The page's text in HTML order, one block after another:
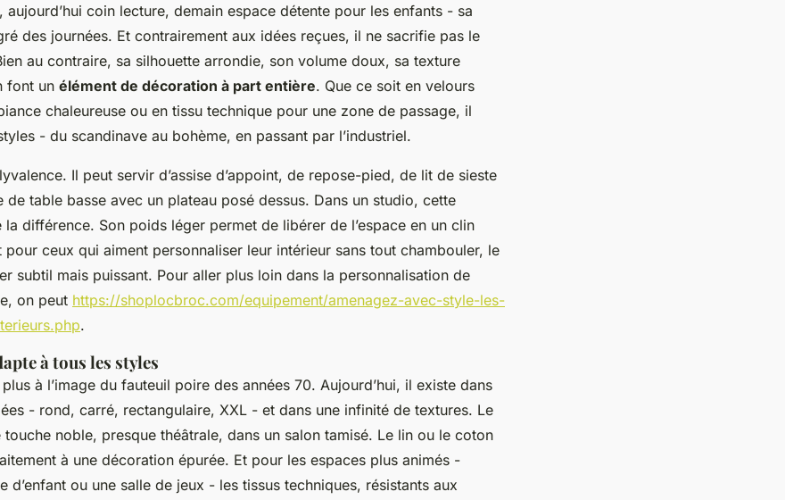
aujourd’hui coin lecture, demain espace détente pour les enfants - sa
des journées. Et contrairement aux idées reçues, il ne sacrifie pas le
au contraire, sa silhouette arrondie, son volume doux, sa texture
font un élément de décoration à part entière. Que ce soit en velours
chaleureuse ou en tissu technique pour une zone de passage, il
- du scandinave au bohème, en passant par l’industriel.
Il peut servir d’assise d’appoint, de repose-pied, de lit de sieste
de table basse avec un plateau posé dessus. Dans un studio, cette
différence. Son poids léger permet de libérer de l’espace en un clin
ceux qui aiment personnaliser leur intérieur sans tout chambouler, le
subtil mais puissant. Pour aller plus loin dans la personnalisation de
on peut https://shoplocbroc.com/equipement/amenagez-avec-style-les-
.
à tous les styles
à l’image du fauteuil poire des années 70. Aujourd’hui, il existe dans
- rond, carré, rectangulaire, XXL - et dans une infinité de textures. Le
noble, presque théâtrale, dans un salon tamisé. Le lin ou le coton
à une décoration épurée. Et pour les espaces plus animés -
d’enfant ou une salle de jeux - les tissus techniques, résistants aux